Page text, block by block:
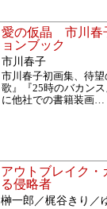
愛の仮晶 市川春
ョンブック
市川春子
市川春子初画集、待
歌』『25時のバカン
に他社での書籍装画…
アウトブレイク
る侵略者
榊一郎／梶谷きり／